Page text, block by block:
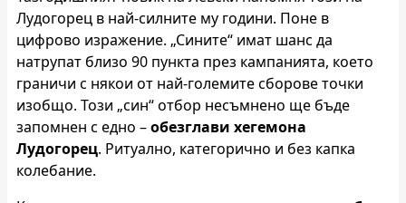
Лудогорец в най-силните му години. Поне в
цифрово изражение. „Сините“ имат шанс да
натрупат близо 90 пункта през кампанията, което
граничи с някои от най-големите сборове точки
изобщо. Този „син“ отбор несъмнено ще бъде
запомнен с едно –обезглави хегемона
Лудогорец. Ритуално, категорично и без капка
колебание.